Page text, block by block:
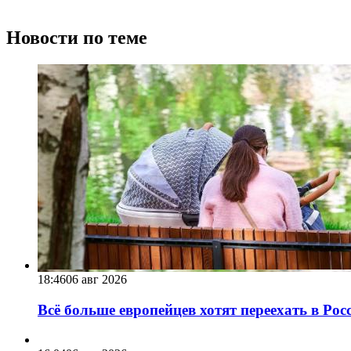
Новости по теме
18:4606 авг 2026
Всё больше европейцев хотят переехать в